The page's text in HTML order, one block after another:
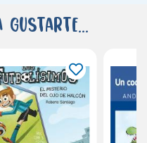
gustarte...